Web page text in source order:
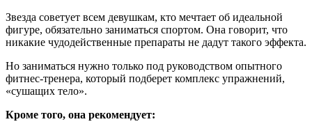
Звезда советует всем девушкам, кто мечтает об идеальной
фигуре, обязательно заниматься спортом. Она говорит, что
никакие чудодейственные препараты не дадут такого эффекта.
Но заниматься нужно только под руководством опытного
фитнес-тренера, который подберет комплекс упражнений,
«сушащих тело».
Кроме того, она рекомендует: